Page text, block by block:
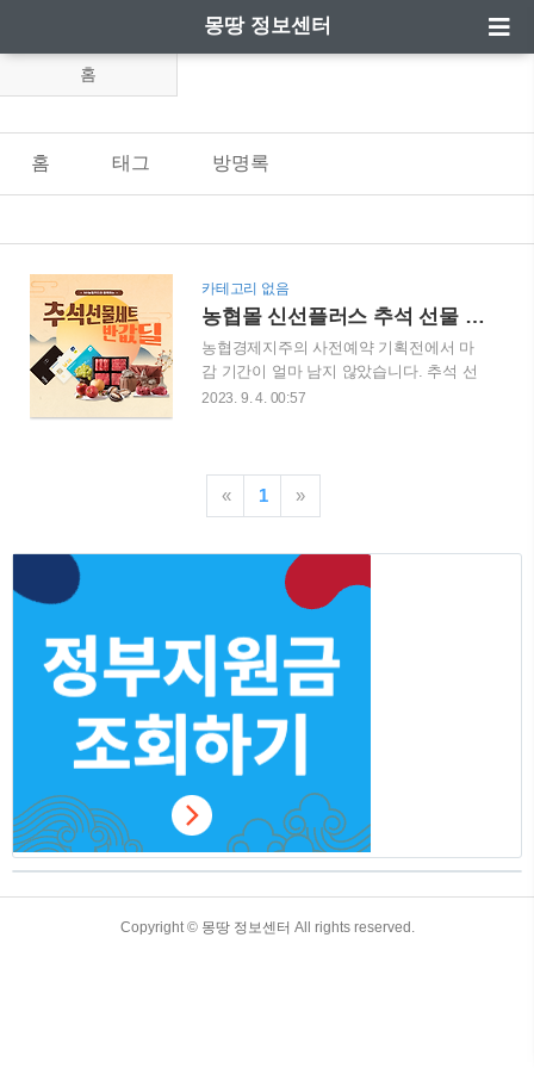
몽땅 정보센터
홈
홈 태그 방명록
카테고리 없음
농협몰 신선플러스 추석 선물 특가 세일 할인 구매방법
농협경제지주의 사전예약 기획전에서 마
감 기간이 얼마 남지 않았습니다. 추석 선
물세트 최대 50%로 파격 할인하여 사전예
저렴한 가격에 제공하며 상품은 프리미엄
과일 혼합세트, 햅쌀, 전복, 한우 실속세트
일 오전 10시 한 가지 선물세트를 50% 할
인쿠폰으로 제공하오니 빠르게 쿠폰을 받
아 50%할인 받고 추석선물세트 저렴하고
질좋은 갓성비 선물세트 준비하시기 바랍
니다. 이번 저렴한 기회를 놓쳐 손해보지
마시고 조기 마감되기 전에 바로 아래 버
랍니다. 농협 50%할인 추석선물 바로가기
농협 50%할인 추석..
2023. 9. 4. 00:57
« 1 »
Copyright © 몽땅 정보센터 All rights reserved.
TistoryWhaleSkin3.4